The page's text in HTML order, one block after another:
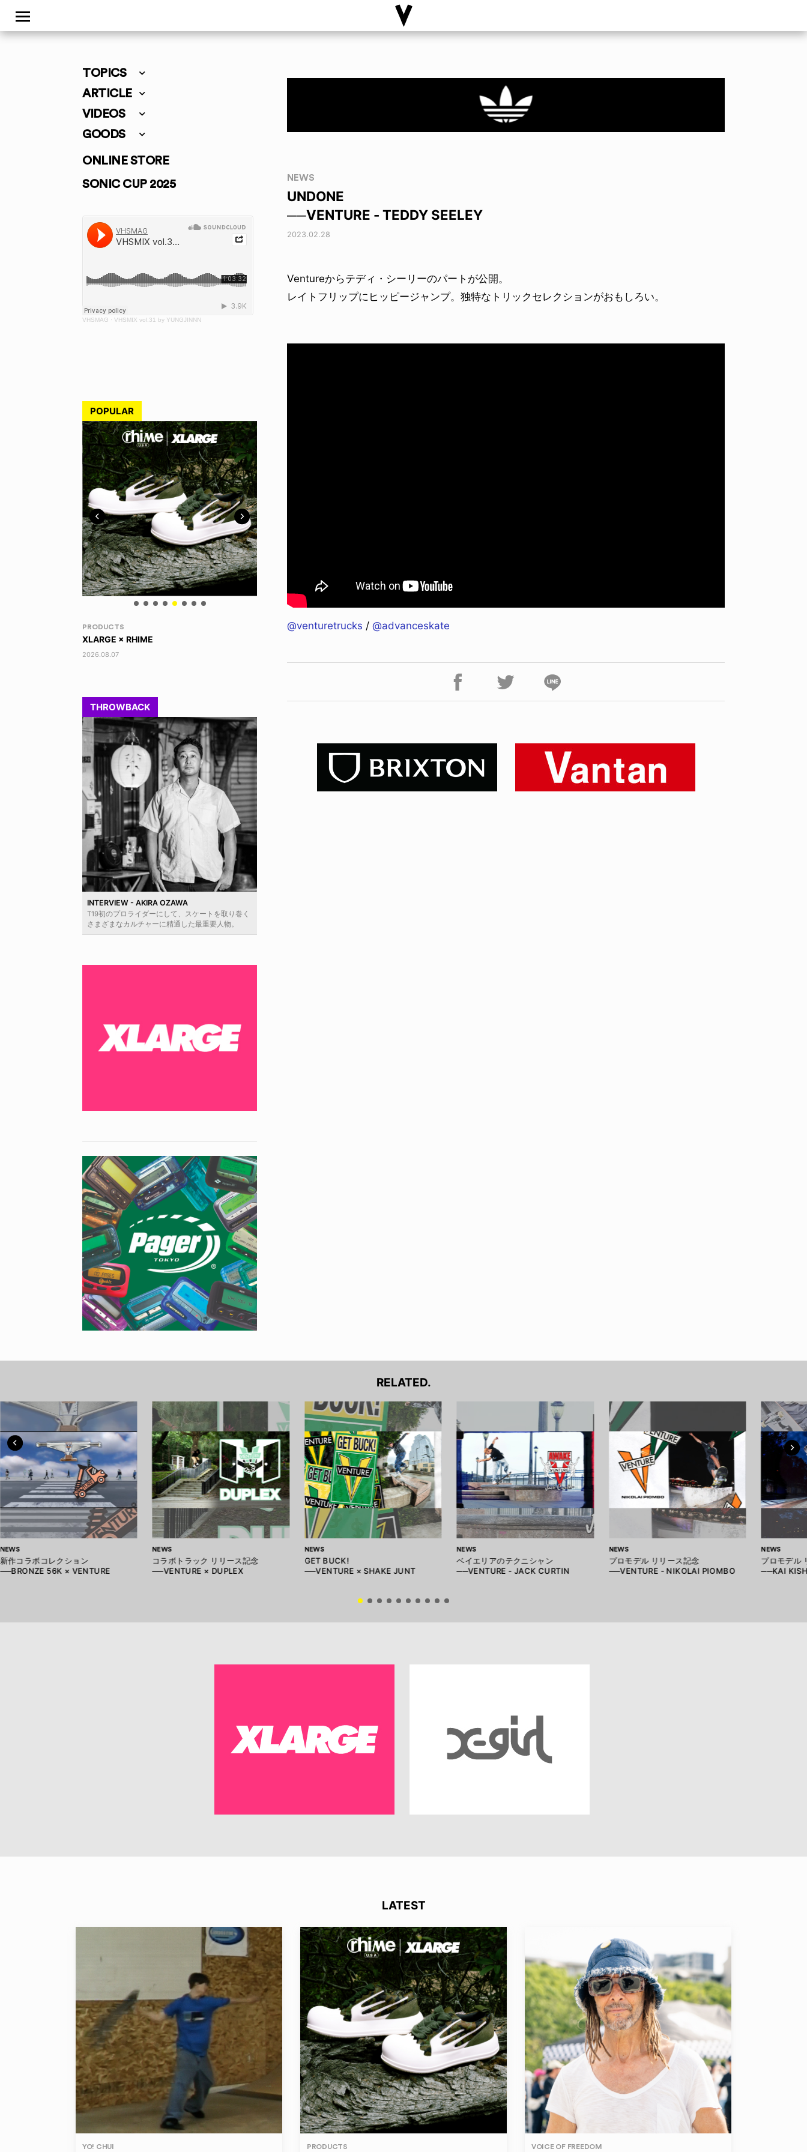
TOPICS
ARTICLE
VIDEOS
GOODS
ONLINE STORE
SONIC CUP 2025
VHSMAG · VHSMIX vol.31 by YUNGJINNN
POPULAR
VOICE OF FREEDOM
TONY ALVA (ENGLISH)
2026.08.07
RANDOM VOICE OF FREEDOM
THROWBACK
INTERVIEW - AKIRA OZAWA
T19初のプロライダーにして、スケートを取り巻く
さまざまなカルチャーに精通した最重要人物。
NEWS
UNDONE
──VENTURE - TEDDY SEELEY
2023.02.28
Ventureからテディ・シーリーのパートが公開。
レイトフリップにヒッピージャンプ。独特なトリックセレクションがおもしろい。
@venturetrucks / @advanceskate
RELATED.
NEWS
新作コラボコレクション
──BRONZE 56K × VENTURE
NEWS
コラボトラック リリース記念
──VENTURE × DUPLEX
NEWS
GET BUCK!
──VENTURE × SHAKE JUNT
NEWS
ベイエリアのテクニシャン
──VENTURE - JACK CURTIN
NEWS
プロモデル リリース記念
──VENTURE - NIKOLAI PIOMBO
NEWS
プロモデル
──KAI
LATEST
YO! CHUI PRODUCTS VOICE OF FREEDOM